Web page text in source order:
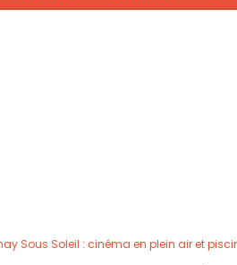
Sous Soleil : cinéma en plein air et